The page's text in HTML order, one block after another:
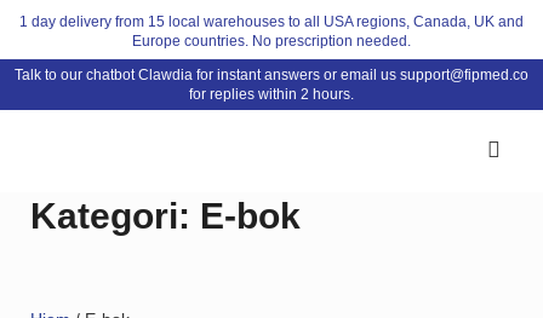
Skip
content
1 day delivery from 15 local warehouses to all USA regions, Canada, UK and
Europe countries. No prescription needed.
Talk to our chatbot Clawdia for instant answers or email us support@fipmed.co
for replies within 2 hours.
Kategori: E-bok